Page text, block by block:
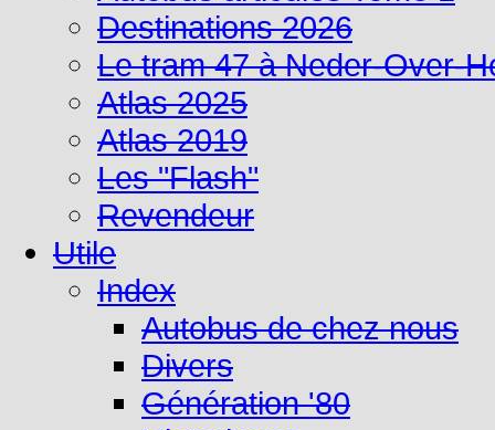
Destinations 2026
Le tram 47 à Neder-Over-
Atlas 2025
Atlas 2019
Les "Flash"
Revendeur
Utile
Index
Autobus de chez nous
Divers
Génération '80